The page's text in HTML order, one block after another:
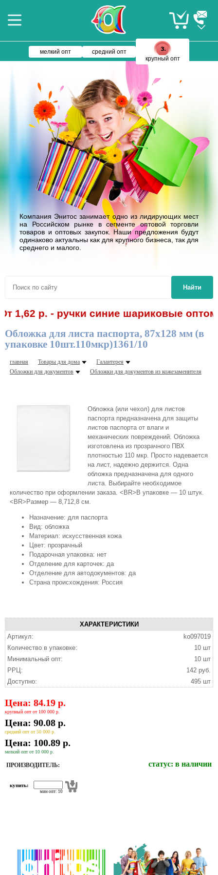
мелкий опт
средний опт
крупный опт
Компания Энитос занимает одно из лидирующих мест
на Российском рынке в сегменте оптовой торговли
товаров и оптовых закупок. Наши предложения будут
одинаково актуальны как для крупного бизнеса, так для
среднего и малого.
Найти
р. - ручки синие шариковые оптом!
Обложка для листа паспорта, 87x128 мм (в
упаковке 10шт.110мкр)1361/10
главная Товары для дома
Галантерея
Обложки для документов
Обложки для документов из кожезаменителя
Обложка (или чехол) для листов
паспорта предназначена для защиты
листов паспорта от влаги и
механических повреждений. Обложка
изготовлена из прозрачного ПВХ
плотностью 110 мкр. Просто надевается
на лист, надежно держится. Одна
обложка предназначена для одного
листа. Выбирайте необходимое
количество при оформлении заказа. <BR>В упаковке — 10 штук.
<BR>Размер — 8,712,8 см.
Назначение: для паспорта
Вид: обложка
Материал: искусственная кожа
Цвет: прозрачный
Подарочная упаковка: нет
Отделение для карточек: да
Отделение для автодокументов: да
Страна происхождения: Россия
ХАРАКТЕРИСТИКИ
Артикул:
ko097019
Количество в упаковке:
10 шт
Минимальный опт:
10 шт
РРЦ:
142 руб.
Доступно:
495 шт
Цена: 84.19 р.
крупный опт от 100 000 р.
Цена: 90.08 р.
средний опт от 50 000 р.
Цена: 100.89 р.
мелкий опт от 10 000 р.
ПРОИЗВОДИТЕЛЬ: статус: в наличии
купить:
мин опт: 10